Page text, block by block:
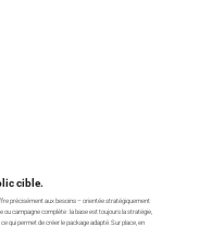
cible.
précisément aux besoins – orientée stratégiquement
ou campagne complète : la base est toujours la stratégie,
qui permet de créer le package adapté. Sur place, en